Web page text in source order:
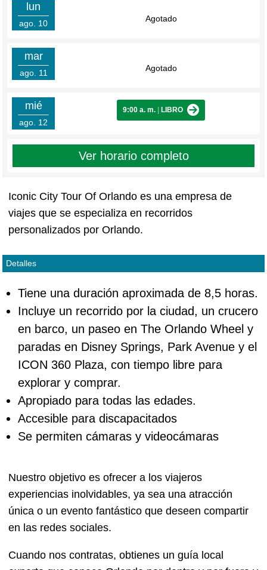
lun
ago. 10 Agotado
mar
ago. 11 Agotado
mié
ago. 12
9:00 a. m. LIBRO
Ver horario completo
Iconic City Tour Of Orlando es una empresa de
viajes que se especializa en recorridos
personalizados por Orlando.
Detalles
Tiene una duración aproximada de 8,5 horas.
Incluye un recorrido por la ciudad, un crucero
en barco, un paseo en The Orlando Wheel y
paradas en Disney Springs, Park Avenue y el
ICON 360 Plaza, con tiempo libre para
explorar y comprar.
Apropiado para todas las edades.
Accesible para discapacitados
Se permiten cámaras y videocámaras
Nuestro objetivo es ofrecer a los viajeros
experiencias inolvidables, ya sea una atracción
única o un evento fantástico que deseen compartir
en las redes sociales.
Cuando nos contratas, obtienes un guía local